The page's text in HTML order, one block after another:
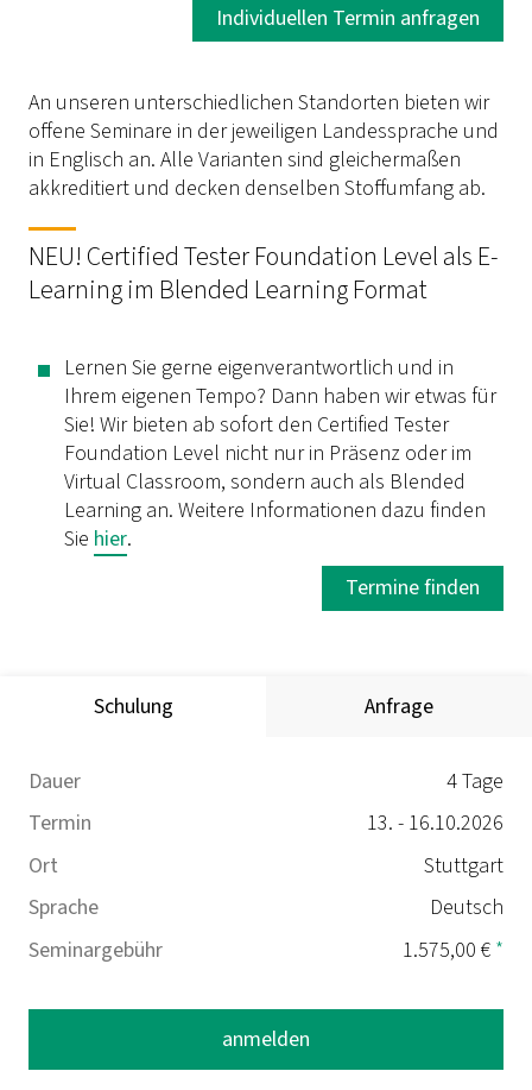
Schulung Anfrage
Dauer
4 Tage
Termin
13. - 16.10.2026
Ort
Stuttgart
Sprache
Deutsch
Seminargebühr
1.575,00 € *
anmelden
Individuellen Termin anfragen
An unseren unterschiedlichen Standorten bieten wir
offene Seminare in der jeweiligen Landessprache und
in Englisch an. Alle Varianten sind gleichermaßen
akkreditiert und decken denselben Stoffumfang ab.
NEU! Certified Tester Foundation Level als E-
Learning im Blended Learning Format
Lernen Sie gerne eigenverantwortlich und in
Ihrem eigenen Tempo? Dann haben wir etwas für
Sie! Wir bieten ab sofort den Certified Tester
Foundation Level nicht nur in Präsenz oder im
Virtual Classroom, sondern auch als Blended
Learning an. Weitere Informationen dazu finden
Sie hier.
Termine finden